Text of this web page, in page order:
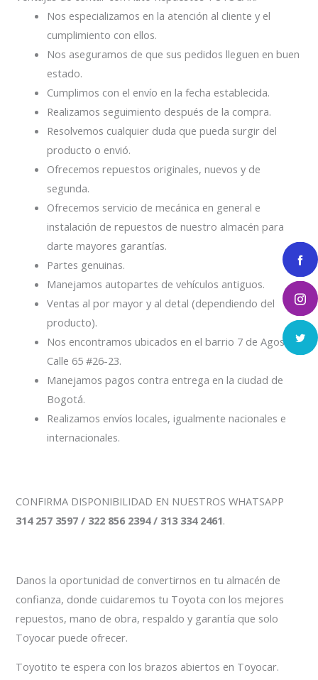
Nos especializamos en la atención al cliente y el
cumplimiento con ellos.
Nos aseguramos de que sus pedidos lleguen en buen
estado.
Cumplimos con el envío en la fecha establecida.
Realizamos seguimiento después de la compra.
Resolvemos cualquier duda que pueda surgir del
producto o envió.
Ofrecemos repuestos originales, nuevos y de
segunda.
Ofrecemos servicio de mecánica en general e
instalación de repuestos de nuestro almacén para
darte mayores garantías.
Partes genuinas.
Manejamos autopartes de vehículos antiguos.
Ventas al por mayor y al detal (dependiendo del
producto).
Nos encontramos ubicados en el barrio 7 de Agosto
Calle 65 #26-23.
Manejamos pagos contra entrega en la ciudad de
Bogotá.
Realizamos envíos locales, igualmente nacionales e
internacionales.
CONFIRMA DISPONIBILIDAD EN NUESTROS WHATSAPP
314 257 3597 / 322 856 2394 / 313 334 2461.
Danos la oportunidad de convertirnos en tu almacén de
confianza, donde cuidaremos tu Toyota con los mejores
repuestos, mano de obra, respaldo y garantía que solo
Toyocar puede ofrecer.
Toyotito te espera con los brazos abiertos en Toyocar.